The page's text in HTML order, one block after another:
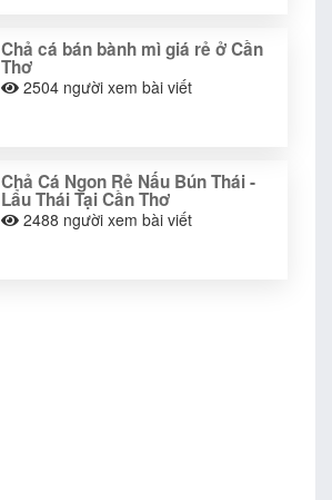
Chả cá bán bành mì giá rẻ ở Cần
Thơ
2504 người xem bài viết
Chả Cá Ngon Rẻ Nấu Bún Thái -
Lẩu Thái Tại Cần Thơ
2488 người xem bài viết